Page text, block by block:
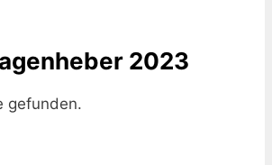
2023
gefunden.